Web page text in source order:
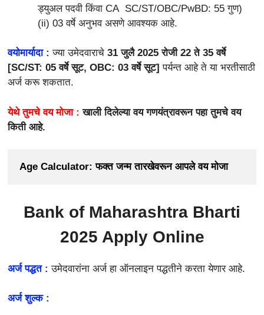
ड्युअल पदवी किंवा CA SC/ST/OBC/PwBD: 55 गुण)
(ii) 03 वर्षे अनुभव असणे आवश्यक आहे.
वयोमार्यादा : ज्या उमेदवाराचे 31 जुलै 2025 रोजी 22 ते 35 वर्षे
[SC/ST: 05 वर्षे सूट, OBC: 03 वर्षे सूट]पर्यन्त आहे ते या भरतीसाठी
अर्ज करू शकतात.
येथे तुमचे वय मोजा :खाली दिलेल्या वय गणयंत्रावरून पहा तुमचे वय
किती आहे.
Age Calculator: फक्त जन्म तारखेवरून आपले वय मोजा
Bank of Maharashtra Bharti
2025 Apply Online
अर्ज पद्धत : उमेदवारांना अर्ज हा ऑनलाइन पद्धतीने करता येणार आहे.
अर्ज शुल्क :